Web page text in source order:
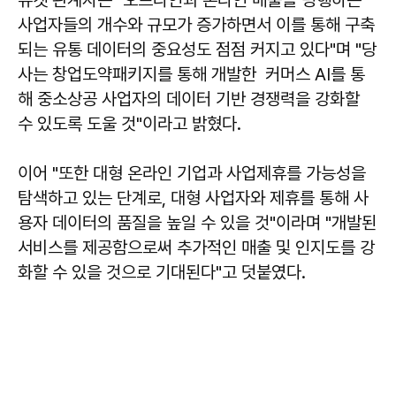
사업자들의 개수와 규모가 증가하면서 이를 통해 구축
되는 유통 데이터의 중요성도 점점 커지고 있다"며 "당
사는 창업도약패키지를 통해 개발한 커머스 AI를 통
해 중소상공 사업자의 데이터 기반 경쟁력을 강화할
수 있도록 도울 것"이라고 밝혔다.
이어 "또한 대형 온라인 기업과 사업제휴를 가능성을
탐색하고 있는 단계로, 대형 사업자와 제휴를 통해 사
용자 데이터의 품질을 높일 수 있을 것"이라며 "개발된
서비스를 제공함으로써 추가적인 매출 및 인지도를 강
화할 수 있을 것으로 기대된다"고 덧붙였다.